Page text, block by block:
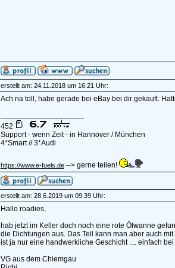
erstellt am: 24.11.2018 um 16:21 Uhr:
Ach na toll, habe gerade bei eBay bei dir gekauft.
452
Support - wenn Zeit - in Hannover / München
4*Smart // 3*Audi
https://www.e-fuels.de--> gerne teilen!
erstellt am: 28.6.2019 um 09:39 Uhr:
Hallo roadies,
hab jetzt im Keller doch noch eine rote Ölwanne
die Dichtungen aus. Das Teil kann man aber auch
ist ja nur eine handwerkliche Geschicht .... einfach
VG aus dem Chiemgau